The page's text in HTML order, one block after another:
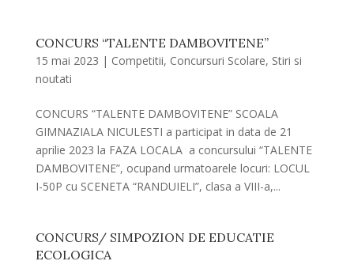
CONCURS “TALENTE DAMBOVITENE”
15 mai 2023 | Competitii, Concursuri Scolare, Stiri si
noutati
CONCURS “TALENTE DAMBOVITENE” SCOALA
GIMNAZIALA NICULESTI a participat in data de 21
aprilie 2023 la FAZA LOCALA a concursului “TALENTE
DAMBOVITENE”, ocupand urmatoarele locuri: LOCUL
I-50P cu SCENETA “RANDUIELI”, clasa a VIII-a,...
CONCURS/ SIMPOZION DE EDUCATIE
ECOLOGICA